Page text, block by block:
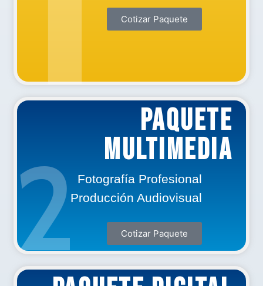
Cotizar Paquete
PAQUETE
Multimedia
Fotografía Profesional
Producción Audiovisual
Cotizar Paquete
2